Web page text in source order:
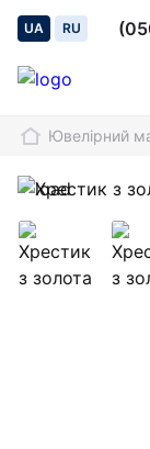
UA RU
Ювелірний